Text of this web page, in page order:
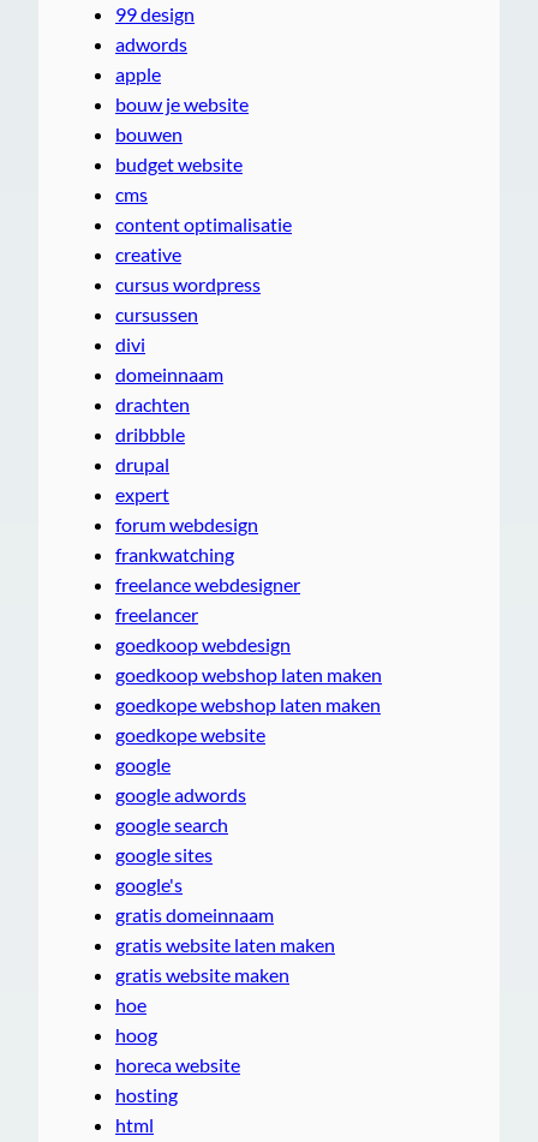
99 design
adwords
apple
bouw je website
bouwen
budget website
cms
content optimalisatie
creative
cursus wordpress
cursussen
divi
domeinnaam
drachten
dribbble
drupal
expert
forum webdesign
frankwatching
freelance webdesigner
freelancer
goedkoop webdesign
goedkoop webshop laten maken
goedkope webshop laten maken
goedkope website
google
google adwords
google search
google sites
google's
gratis domeinnaam
gratis website laten maken
gratis website maken
hoe
hoog
horeca website
hosting
html